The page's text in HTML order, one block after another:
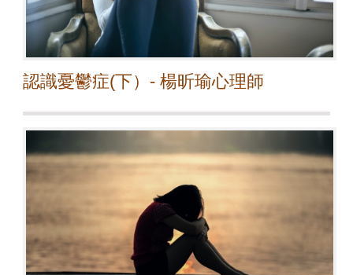
認識憂鬱症(下）- 楊昕瑜心理師